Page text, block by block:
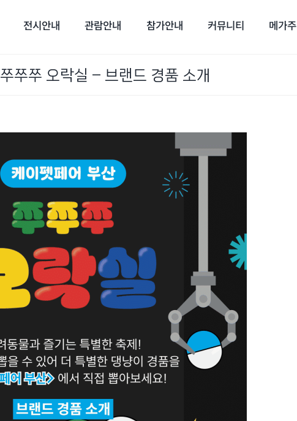
전시안내 관람안내 참가안내 커뮤니티 메가주
쭈쭈쭈 오락실 – 브랜드 경품 소개